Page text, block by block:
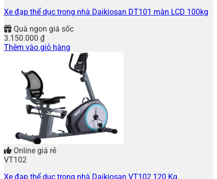
Xe đạp thể dục trong nhà Daikiosan DT101 màn LCD 100kg
Quà ngon giá sốc
3.150.000 ₫
Thêm vào giỏ hàng
Online giá rẻ
VT102
Xe đạp thể dục trong nhà Daikiosan VT102 120 Kg